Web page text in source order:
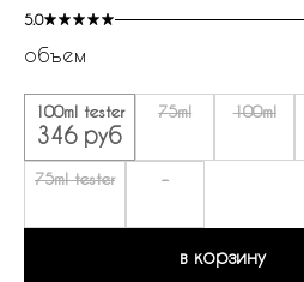
5.0
объем
100ml tester
346 руб
75ml 100ml
75ml tester -
в корзину